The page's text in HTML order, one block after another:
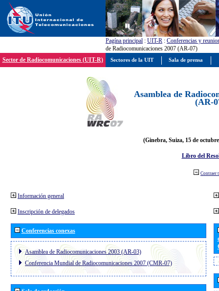
Pagína principal : UIT-R : Conferencias y
de Radiocomunicaciones 2007 (AR-07)
Sector de Radiocomunicaciones (UIT-R)
Asamblea de
(AR-
(Ginebra, Suiza, 15 de
Libro del
Contraer
Información general
Inscripción de delegados
Conferencias conexas
Asamblea de Radiocomunicaciones 2003 (AR-03)
Conferencia Mundial de Radiocomunicaciones 2007 (CMR-07)
Sectores de la UIT Sala de prensa